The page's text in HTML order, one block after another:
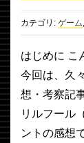
カテゴリ: ゲーム
はじめに こ
今回は、久
想・考察記
リルフール
ントの感想